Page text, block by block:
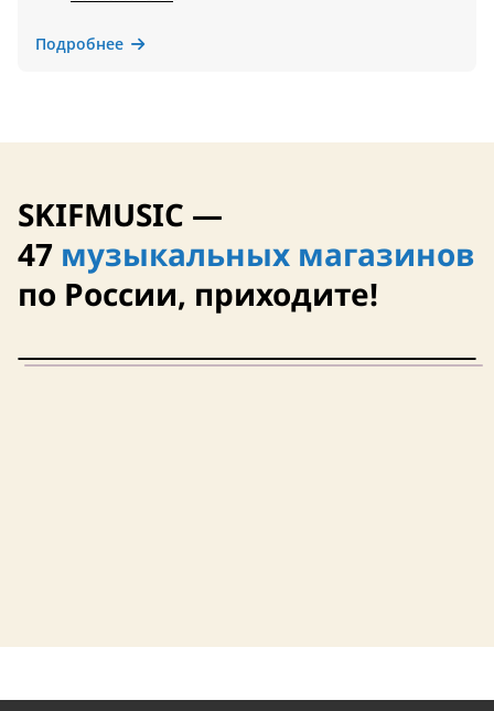
Подробнее
SKIFMUSIC —
47 музыкальных магазинов
по России, приходите!